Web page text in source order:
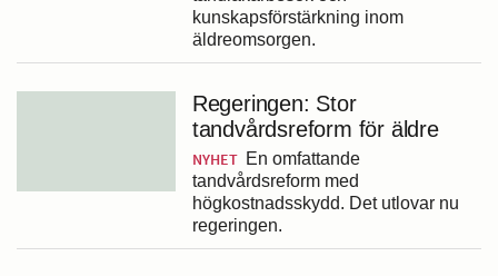
kunskapsförstärkning inom
äldreomsorgen.
Regeringen: Stor
tandvårdsreform för äldre
NYHET En omfattande
tandvårdsreform med
högkostnadsskydd. Det utlovar nu
regeringen.